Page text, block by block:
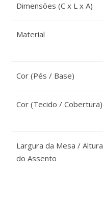
Dimensões (C x L x A)
Material
Cor (Pés / Base)
Cor (Tecido / Cobertura)
Largura da Mesa / Altura
do Assento